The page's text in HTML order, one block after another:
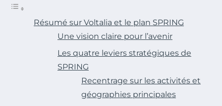
Résumé sur Voltalia et le plan SPRING
Une vision claire pour l’avenir
Les quatre leviers stratégiques de
SPRING
Recentrage sur les activités et
géographies principales